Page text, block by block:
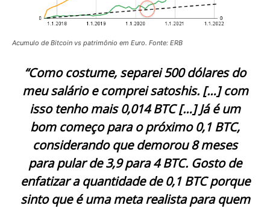
Acumulo de Bitcoin vs patrimônio em Euro. Fonte: ERB
“Como costume, separei 500 dólares do
meu salário e comprei satoshis. […] com
isso tenho mais 0,014 BTC […] Já é um
bom começo para o próximo 0,1 BTC,
considerando que demorou 8 meses
para pular de 3,9 para 4 BTC. Gosto de
enfatizar a quantidade de 0,1 BTC porque
sinto que é uma meta realista para quem